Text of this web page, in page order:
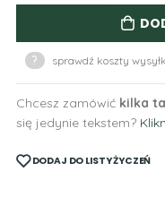
? sprawdź koszty
Chcesz zamówić kilka
się jedynie tekstem?
DODAJ DO LISTY ŻYCZEŃ